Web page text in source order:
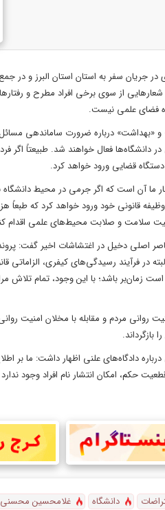
جریان سفر به استان استان البرز و در
از سوی برخی افراد مطرح و
فضای علمی نیست.
«بهداشت» درباره ضرورت ساماندهی مسائل
دانشگاه‌ها فعال خواهند شد. طبیعتاً
قضایی ورود خواهد کرد.
ما آن است که اگر جرمی در محیط
وظیفه قانونی خود ورود خواهد کرد که
سلامت و صلابت محیط‌های علمی اقدام
اصلی دخیل در اغتشاشات اخیر گفت:
در فرآیند رسیدگی‌های کیفری، الزاماتی
زمان‌بر باشد؛ با این وجود، تمام
مردم و مقابله با مخلان امنیت
دادگاه‌های علنی اظهار داشت: ما بر
حکم، امکان انتشار نام افراد وجود
دانشگاه غلامحسین محسنی